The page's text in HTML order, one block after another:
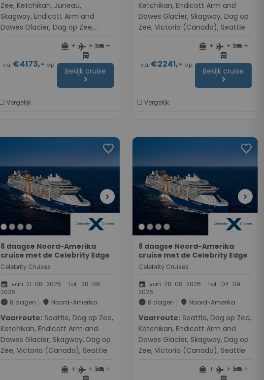
Zee, Ketchikan, Juneau,
Skagway, Endicott Arm and
Dawes Glacier, Dag op Zee,
v.a.€4173,- p.p.
directions_boat + flight + hotel +
directions_bus
Bekijk cruise
chevron_right
Vergelijk
Ketchikan, Endicott Arm and
Dawes Glacier, Skagway, Dag op
Zee, Victoria (Canada), Seattle
v.a.€2241,- p.p.
directions_boat + flight + hotel +
directions_bus
Bekijk cruise
chevron_right
Vergelijk
favorite
chevron_right
8 daagse Noord-Amerika
cruise met de Celebrity Edge
Celebrity Cruises
event van: 21-08-2026 - Tot: 28-08-
2026
schedule 8 dagen place Noord-Amerika
Vaarroute:
Ketchikan, Endicott Arm and
Dawes Glacier, Skagway, Dag op
Zee, Victoria (Canada), Seattle
directions_boat + flight + hotel +
favorite
chevron_right
8 daagse Noord-Amerika
cruise met de Celebrity Edge
Celebrity Cruises
event van: 28-08-2026 - Tot: 04-09-
2026
schedule 8 dagen place Noord-Amerika
Vaarroute:
Ketchikan, Endicott Arm and
Dawes Glacier, Skagway, Dag op
Zee, Victoria (Canada), Seattle
directions_boat + flight + hotel +